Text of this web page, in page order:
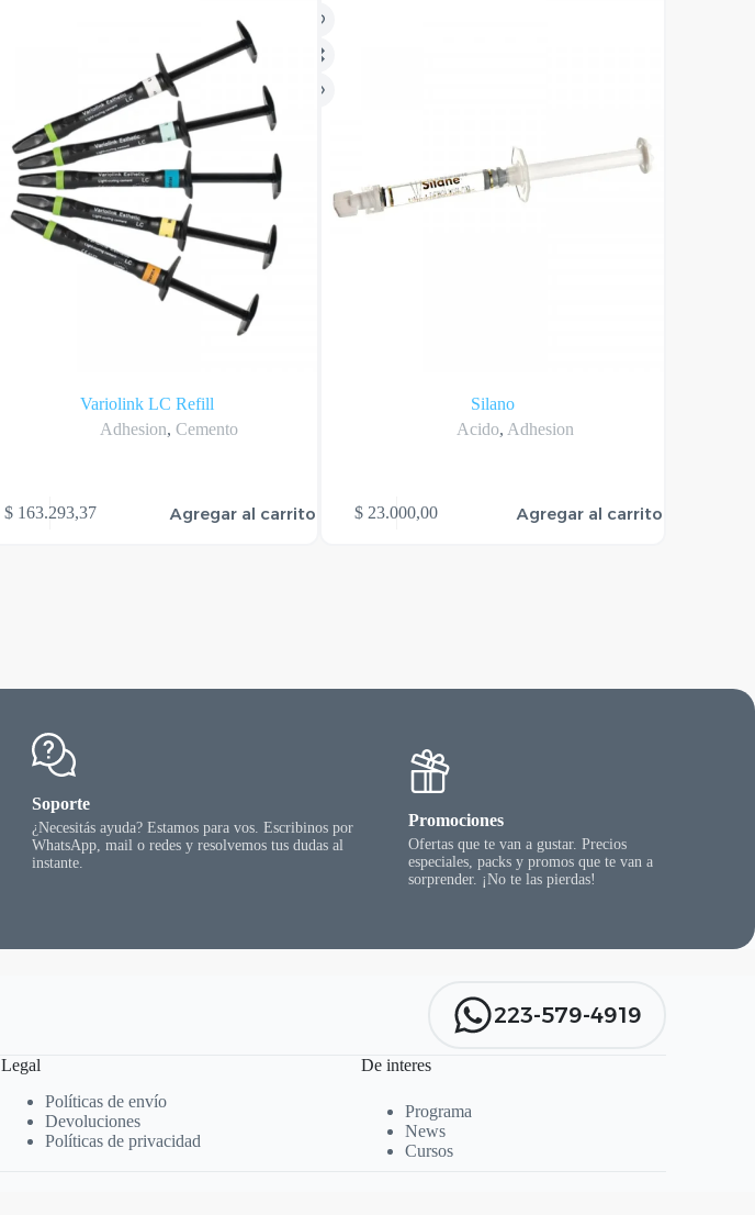
Variolink LC Refill
Adhesion, Cemento
$163.293,37 Agregar al carrito
Silano
Acido, Adhesion
$ 23.000,00 Agregar al carrito
Soporte
¿Necesitás ayuda? Estamos para vos. Escribinos por
WhatsApp, mail o redes y resolvemos tus dudas al
instante.
Promociones
Ofertas que te van a gustar. Precios
especiales, packs y promos que te van a
sorprender. ¡No te las pierdas!
223-579-4919
Legal
Políticas de envío
Devoluciones
Políticas de privacidad
De interes
Programa
News
Cursos